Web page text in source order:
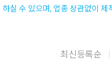
실 수 있으며, 업종 상관없이 제
최신등록순